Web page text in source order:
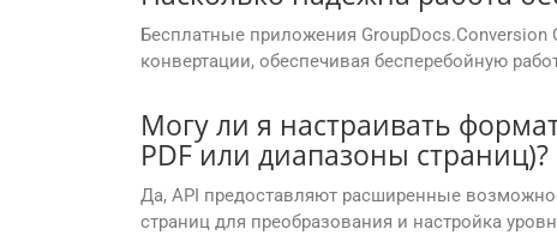
Бесплатные приложения
конвертации, обеспечивая бесперебойную
Могу ли я настраивать
PDF или диапазоны страниц)?
Да, API предоставляют расширенные
страниц для преобразования и настройка